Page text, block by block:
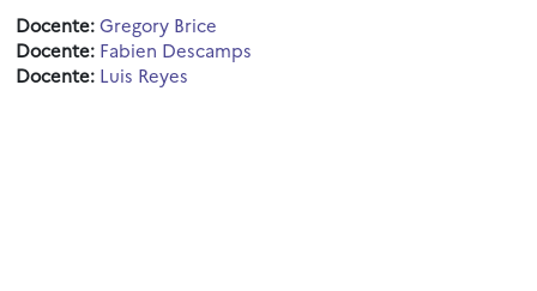
Docente:Gregory Brice
Docente: Fabien Descamps
Docente: Luis Reyes